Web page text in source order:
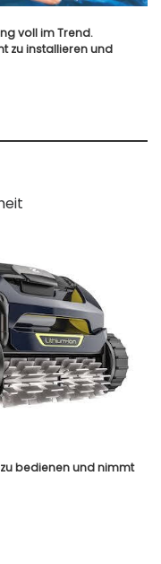
voll im Trend.
zu installieren und
zu bedienen und nimmt